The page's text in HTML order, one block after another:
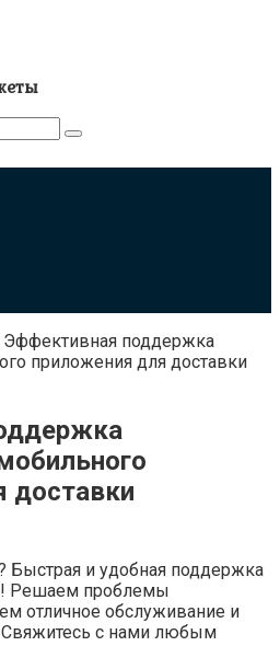
Эффективная поддержка
приложения для доставки
доставки
Быстрая и удобная поддержка
Решаем проблемы
отличное обслуживание и
Свяжитесь с нами любым